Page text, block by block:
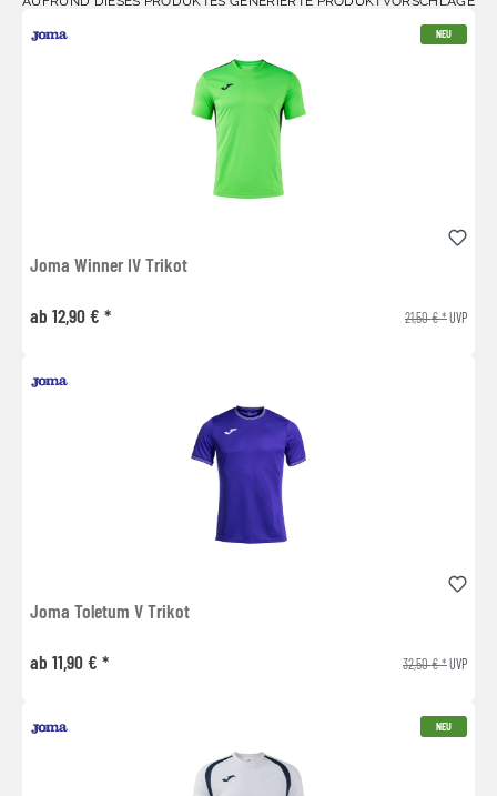
NEU
Joma Winner IV Trikot
ab 12,90 € * 21,50 € *UVP
Joma Toletum V Trikot
ab 11,90 € * 32,50 € *UVP
NEU